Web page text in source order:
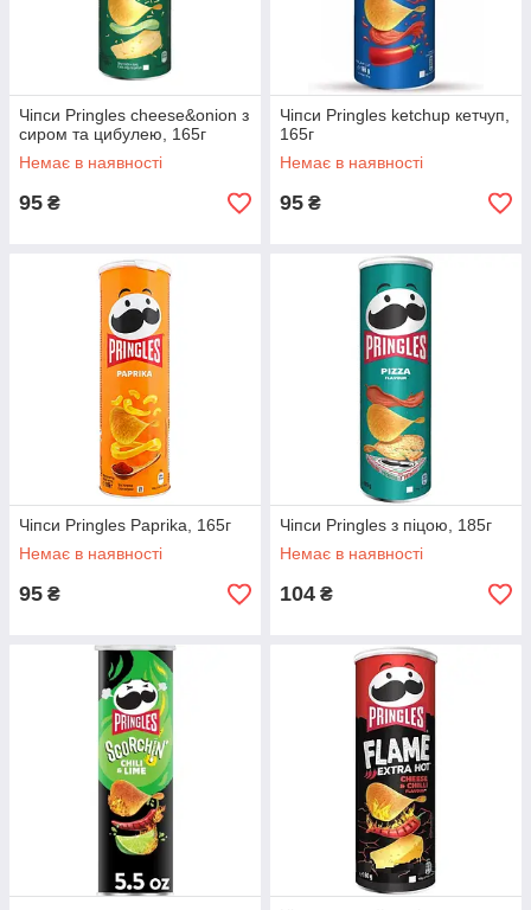
Чіпси Pringles cheese&onion з
сиром та цибулею, 165г
Немає в наявності
95 ₴
Чіпси Pringles ketchup кетчуп,
165г
Немає в наявності
95 ₴
Чіпси Pringles Paprika, 165г
Немає в наявності
95 ₴
Чіпси Pringles з піцою, 185г
Немає в наявності
104 ₴